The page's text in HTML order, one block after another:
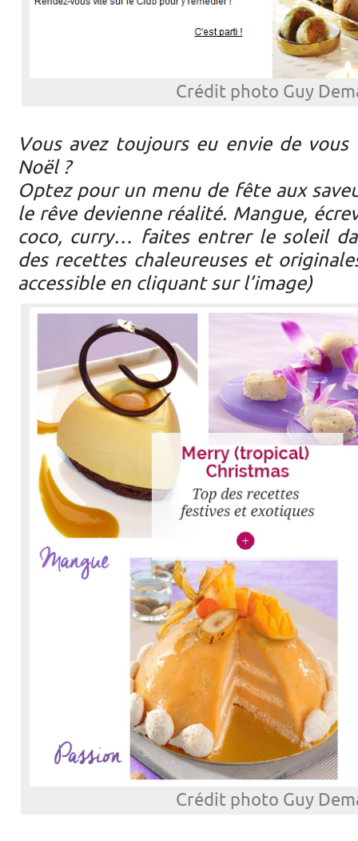
Crédit photo Guy
Vous avez toujours eu envie de
Noël ?
Optez pour un menu de fête aux
le rêve devienne réalité. Mangue,
coco, curry… faites entrer le soleil
des recettes chaleureuses et
accessible en cliquant sur l’image)
Crédit photo Guy